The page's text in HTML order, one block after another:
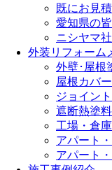
既にお見
愛知県の
ニシヤマ
外装リフォーム
外壁･屋根
屋根カバ
ジョイン
遮断熱塗
工場・倉
アパート
アパート